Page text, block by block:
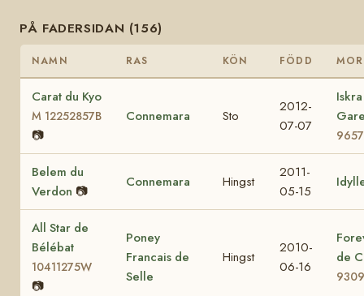
PÅ FADERSIDAN (156)
NAMN RAS KÖN FÖDD MOR
Carat du Kyo
M 12252857B
📷
Connemara Sto
2012-
07-07
Belem du
Verdon 📷
Connemara Hingst
2011-
05-15
All Star de
Bélébat
10411275W
📷
Poney
Francais de
Selle
Hingst
2010-
06-16
de